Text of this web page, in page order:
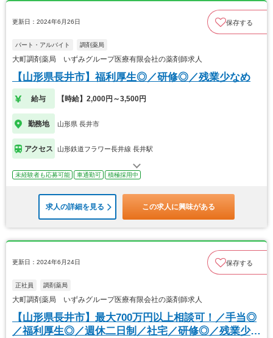
更新日：2024年6月26日 保存する
パート・アルバイト 調剤薬局
大町調剤薬局 いずみグループ医療有限会社の薬剤師求人
【山形県長井市】福利厚生◎／研修◎／残業少なめ
給与 【時給】2,000円～3,500円
勤務地 山形県 長井市
アクセス 山形鉄道フラワー長井線 長井駅
未経験者も応募可能 車通勤可 積極採用中
求人の詳細を見る この求人に興味がある
更新日：2024年6月24日 保存する
正社員 調剤薬局
大町調剤薬局 いずみグループ医療有限会社の薬剤師求人
【山形県長井市】最大700万円以上相談可！／手当◎
／福利厚生◎／週休二日制／社宅／研修◎／残業少な